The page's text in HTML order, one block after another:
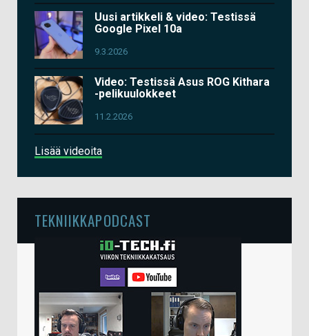
Uusi artikkeli & video: Testissä
Google Pixel 10a
9.3.2026
Video: Testissä Asus ROG Kithara
-pelikuulokkeet
11.2.2026
Lisää videoita
TEKNIIKKAPODCAST